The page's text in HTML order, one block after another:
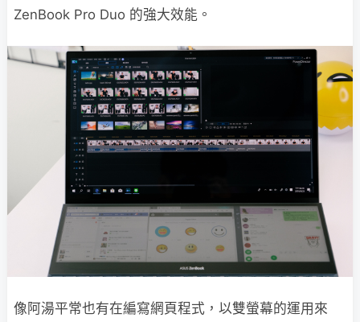
ZenBook Pro Duo 的強大效能。
像阿湯平常也有在編寫網頁程式，以雙螢幕的運用來